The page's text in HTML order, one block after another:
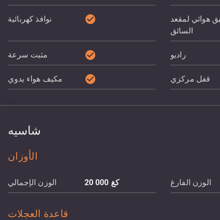
نوافذ كهربائية check_circle
هوائي لمقعد
السائق
مثبت سرعة check_circle راديو
مكيف هواء يدوي check_circle قفل مركزي
شاسيه
الأوزان
الوزن الإجمالي 20 000 كغ الوزن الفارغ
قاعدة العجلات